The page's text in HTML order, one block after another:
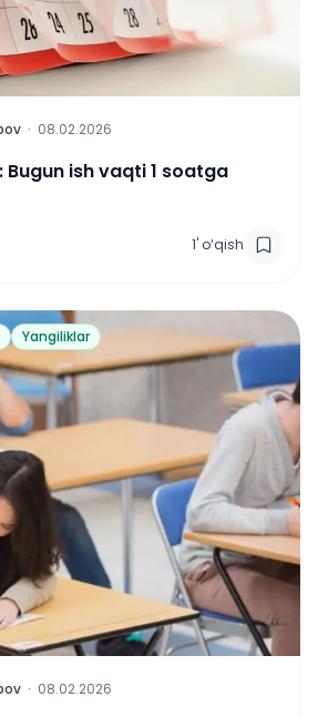
· 08.02.2026
ish vaqti 1 soatga
1' o‘qish
Yangiliklar
· 08.02.2026